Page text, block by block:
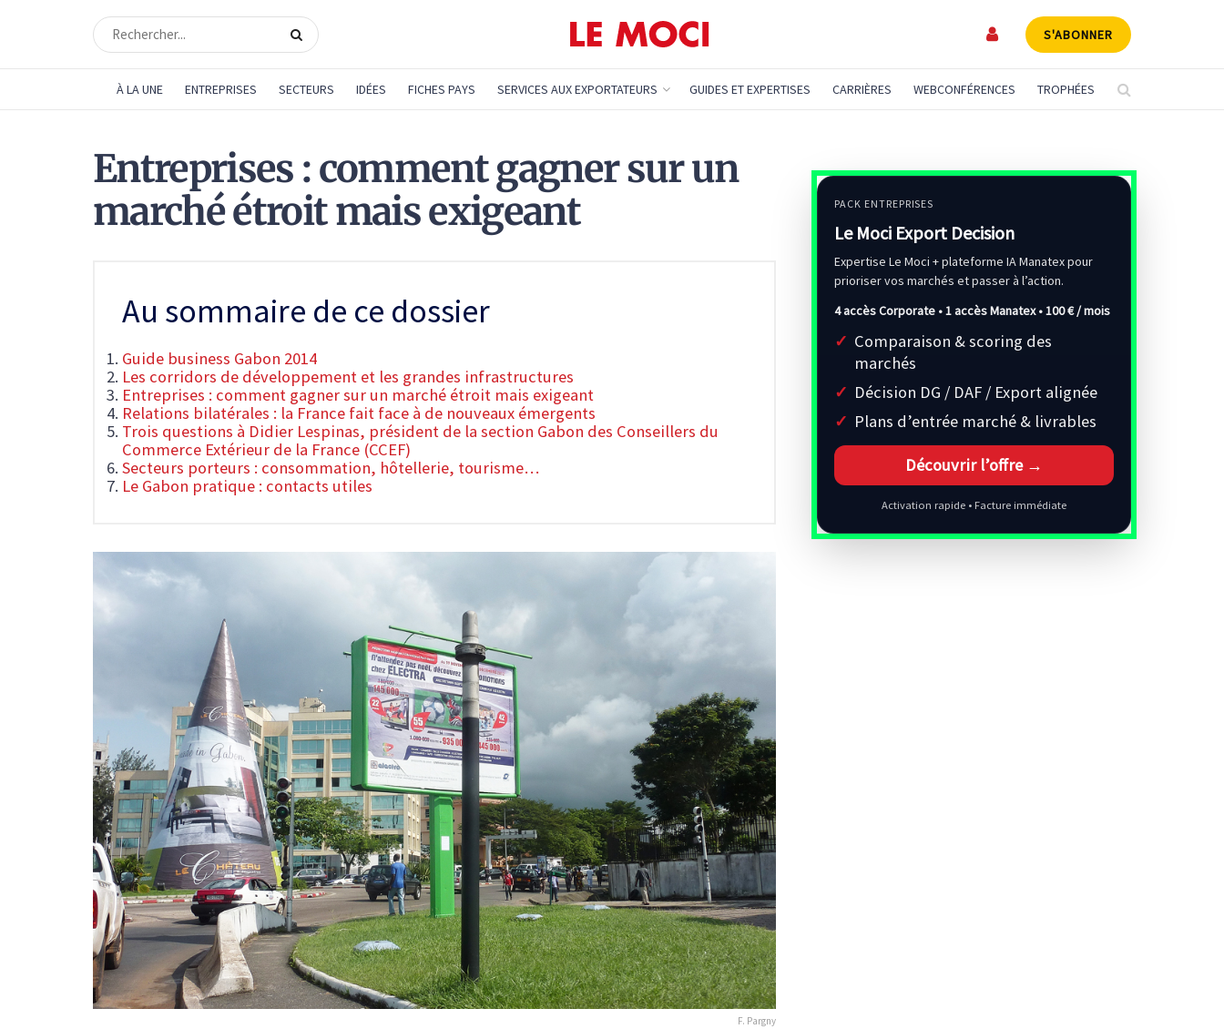
S'ABONNER
À LA UNE ENTREPRISES SECTEURS IDÉES FICHES PAYS SERVICES AUX EXPORTATEURS GUIDES ET EXPERTISES CARRIÈRES WEBCONFÉRENCES TROPHÉES
Entreprises : comment gagner sur un
marché étroit mais exigeant
Au sommaire de ce dossier
Guide business Gabon 2014
Les corridors de développement et les grandes infrastructures
Entreprises : comment gagner sur un marché étroit mais exigeant
Relations bilatérales : la France fait face à de nouveaux émergents
Trois questions à Didier Lespinas, président de la section Gabon des Conseillers du
Commerce Extérieur de la France (CCEF)
Secteurs porteurs : consommation, hôtellerie, tourisme…
Le Gabon pratique : contacts utiles
F. Pargny
PACK ENTREPRISES
Le Moci Export Decision
Expertise Le Moci + plateforme IA Manatex pour
prioriser vos marchés et passer à l’action.
4 accès Corporate • 1 accès Manatex •100 € / mois
Comparaison & scoring des
marchés
Décision DG / DAF / Export alignée
Plans d’entrée marché & livrables
Découvrir l’offre →
Activation rapide • Facture immédiate